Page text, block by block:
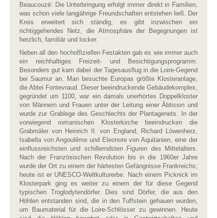
Beaucouzé: Die Unterbringung erfolgt immer direkt in Familien,
was schon viele langjährige Freundschaften entstehen ließ. Der
Kreis erweitert sich ständig; es gibt inzwischen ein
richtiggehendes Netz, die Atmosphäre der Begegnungen ist
herzlich, familiär und locker.
Neben all den hochoffiziellen Festakten gab es wie immer auch
ein reichhaltiges Freizeit- und Besichtigungsprogramm.
Besonders gut kam dabei der Tagesausflug in die Loire-Gegend
bei Saumur an. Man besuchte Europas größte Klosteranlage,
die Abtei Fontevraud. Dieser beeindruckende Gebäudekomplex,
gegründet um 1100, war ein damals unerhörtes Doppelkloster
von Männern und Frauen unter der Leitung einer Äbtissin und
wurde zur Grablege des Geschlechts der Plantagenets. In der
vorwiegend romanischen Klosterkirche beeindrucken die
Grabmäler von Heinrich II. von England, Richard Löwenherz,
Isabella von Angoulême und Eleonore von Aquitanien, eine der
einflussreichsten und schillerndsten Figuren des Mittelalters.
Nach der Französischen Revolution bis in die 1960er Jahre
wurde der Ort zu einem der härtesten Gefängnisse Frankreichs;
heute ist er UNESCO-Weltkulturerbe. Nach einem Picknick im
Klosterpark ging es weiter zu einem der für diese Gegend
typischen Troglodytendörfer. Dies sind Dörfer, die aus den
Höhlen entstanden sind, die in den Tuffstein gehauen wurden,
um Baumaterial für die Loire-Schlösser zu gewinnen. Heute